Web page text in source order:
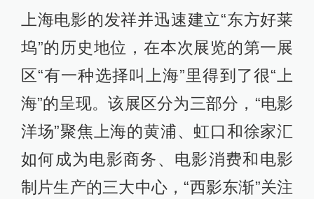
上海电影的发祥并迅速建立“东方好莱
坞”的历史地位，在本次展览的第一展
区“有一种选择叫上海”里得到了很“上
海”的呈现。该展区分为三部分，“电影
洋场”聚焦上海的黄浦、虹口和徐家汇
如何成为电影商务、电影消费和电影
制片生产的三大中心，“西影东渐”关注